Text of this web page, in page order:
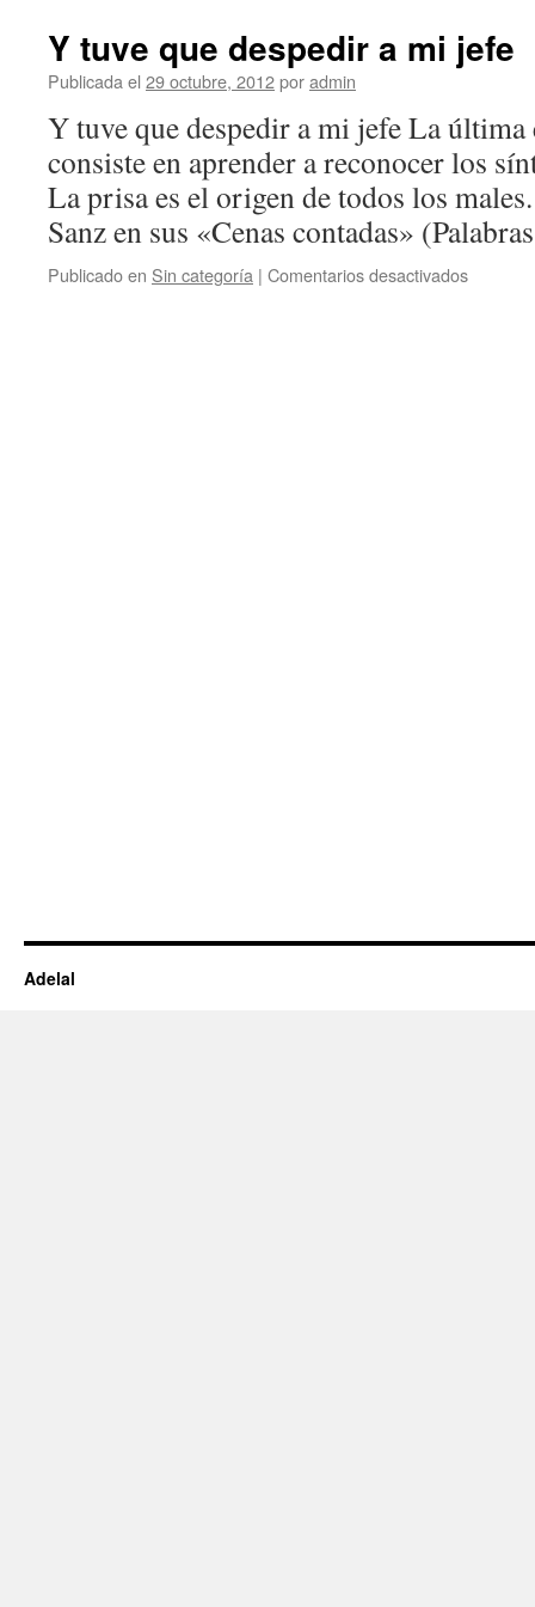
Y tuve que despedir a mi jefe
Publicada el 29 octubre, 2012poradmin
Y tuve que despedir a mi jefe La última
consiste en aprender a reconocer los
La prisa es el origen de todos los
Sanz en sus «Cenas contadas»
Publicado en Sin categoría | Comentarios desactivadosen
Adelal